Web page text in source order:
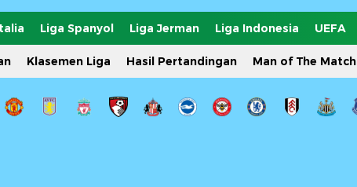
Liga Spanyol Liga Jerman Liga Indonesia UEFA
Klasemen Liga Hasil Pertandingan Man of The Match